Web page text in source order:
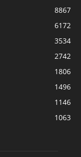
8867
6172
3534
2742
1806
1496
1146
1063